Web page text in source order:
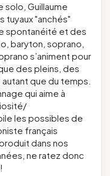
solo, Guillaume
tuyaux "anchés"
spontanéité et des
baryton, soprano,
s’animent pour
des pleins, des
que du temps.
qui aime à
les possibles de
français
dans nos
ne ratez donc